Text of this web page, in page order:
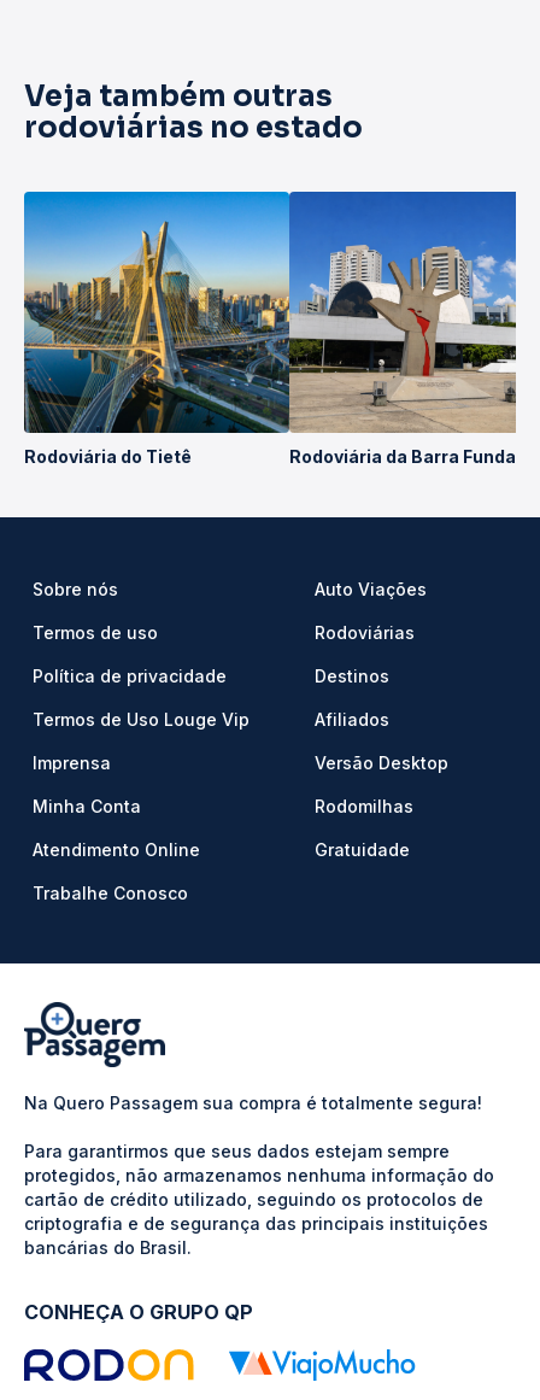
Veja também outras
rodoviárias no estado
Rodoviária do Tietê Rodoviária da Barra Funda
Sobre nós
Termos de uso
Política de privacidade
Termos de Uso Louge Vip
Imprensa
Minha Conta
Atendimento Online
Trabalhe Conosco
Auto Viações
Rodoviárias
Destinos
Afiliados
Versão Desktop
Rodomilhas
Gratuidade
Na Quero Passagem sua compra é totalmente segura!
Para garantirmos que seus dados estejam sempre
protegidos, não armazenamos nenhuma informação do
cartão de crédito utilizado, seguindo os protocolos de
criptografia e de segurança das principais instituições
bancárias do Brasil.
CONHEÇA O GRUPO QP